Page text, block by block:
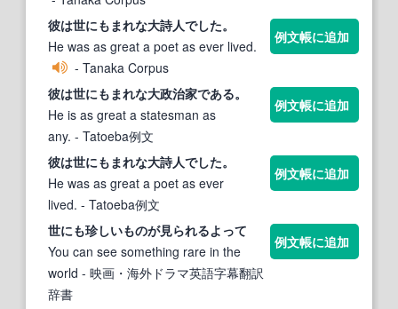
彼は世にも まれな大詩人でした。
He was as great a poet as ever lived.
- Tanaka Corpus
例文帳に追加
彼は世にも まれな大政治家である。
He is as great a statesman as
any. - Tatoeba例文
例文帳に追加
彼は世にも まれな大詩人でした。
He was as great a poet as ever
lived. - Tatoeba例文
例文帳に追加
世にも珍しいものが見られるよって
You can see something rare in the
world - 映画・海外ドラマ英語字幕翻訳
辞書
例文帳に追加